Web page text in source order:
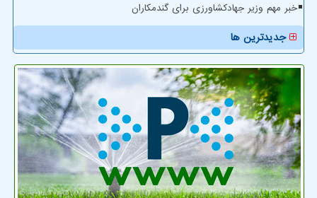
خبر مهم وزیر جهادکشاورزی برای گندمکاران
جدیدترین ها